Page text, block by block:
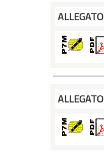
ALLEGATO
ALLEGATO